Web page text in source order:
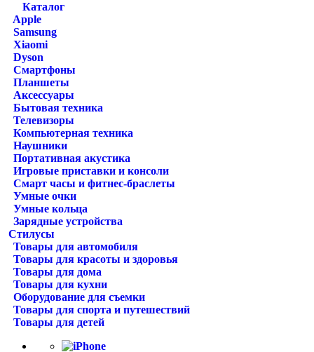
Каталог
Apple
Samsung
Xiaomi
Dyson
Смартфоны
Планшеты
Аксессуары
Бытовая техника
Телевизоры
Компьютерная техника
Наушники
Портативная акустика
Игровые приставки и консоли
Смарт часы и фитнес-браслеты
Умные очки
Умные кольца
Зарядные устройства
Стилусы
Товары для автомобиля
Товары для красоты и здоровья
Товары для дома
Товары для кухни
Оборудование для съемки
Товары для спорта и путешествий
Товары для детей